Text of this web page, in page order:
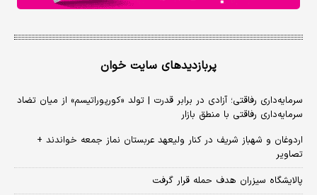
پربازدیدهای سایت خوان
سرمایه‌داری رفاقتی؛ آزادی در برابر قدرت | تولد «کورپوراتیسم» از میان تضاد
سرمایه‌داری رفاقتی با منطق بازار
اردوغان و شهباز شریف در کنار ولیعهد عربستان نماز جمعه خواندند +
تصاویر
پالایشگاه سیزران هدف حمله قرار گرفت